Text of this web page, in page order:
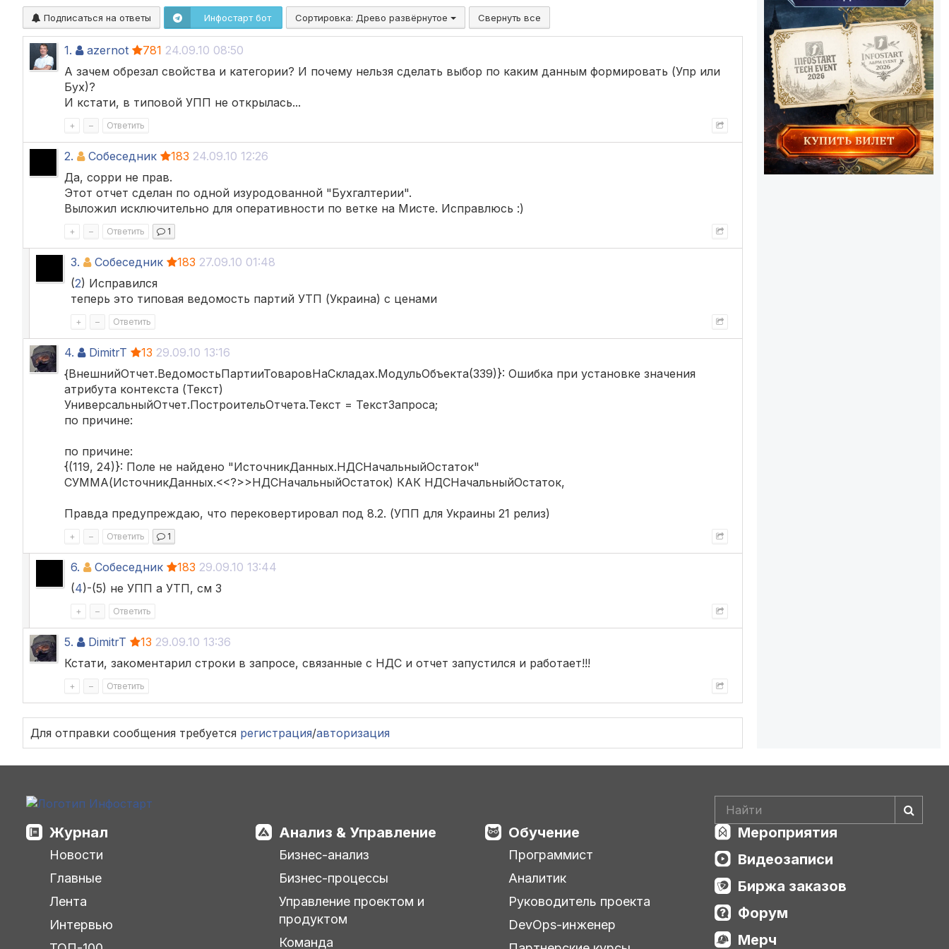
Подписаться на ответы Инфостарт бот Сортировка: Древо развёрнутое Свернуть все
1. azernot 781 24.09.10 08:50
А зачем обрезал свойства и категории? И почему нельзя сделать выбор по каким данным формировать (Упр или
Бух)?
И кстати, в типовой УПП не открылась...
+ – Ответить
2. Собеседник 183 24.09.10 12:26
Да, сорри не прав.
Этот отчет сделан по одной изуродованной "Бухгалтерии".
Выложил исключительно для оперативности по ветке на Мисте. Исправлюсь :)
+ – Ответить 1
3. Собеседник 183 27.09.10 01:48
(2) Исправился
теперь это типовая ведомость партий УТП (Украина) с ценами
+ – Ответить
4. DimitrT 13 29.09.10 13:16
{ВнешнийОтчет.ВедомостьПартииТоваровНаСкладах.МодульОбъекта(339)}: Ошибка при установке значения
атрибута контекста (Текст)
УниверсальныйОтчет.ПостроительОтчета.Текст = ТекстЗапроса;
по причине:
по причине:
{(119, 24)}: Поле не найдено "ИсточникДанных.НДСНачальныйОстаток"
СУММА(ИсточникДанных.<<?>>НДСНачальныйОстаток) КАК НДСНачальныйОстаток,
Правда предупреждаю, что перековертировал под 8.2. (УПП для Украины 21 релиз)
+ – Ответить 1
6. Собеседник 183 29.09.10 13:44
(4)-(5) не УПП а УТП, см 3
+ – Ответить
5. DimitrT 13 29.09.10 13:36
Кстати, закоментарил строки в запросе, связанные с НДС и отчет запустился и работает!!!
+ – Ответить
Для отправки сообщения требуется регистрация/авторизация
Журнал
Новости
Главные
Лента
Интервью
Анализ & Управление
Бизнес-анализ
Бизнес-процессы
Управление проектом и
продуктом
Команда
Обучение
Программист
Аналитик
Руководитель проекта
DevOps-инженер
Мероприятия
Видеозаписи
Биржа заказов
Форум
Мерч